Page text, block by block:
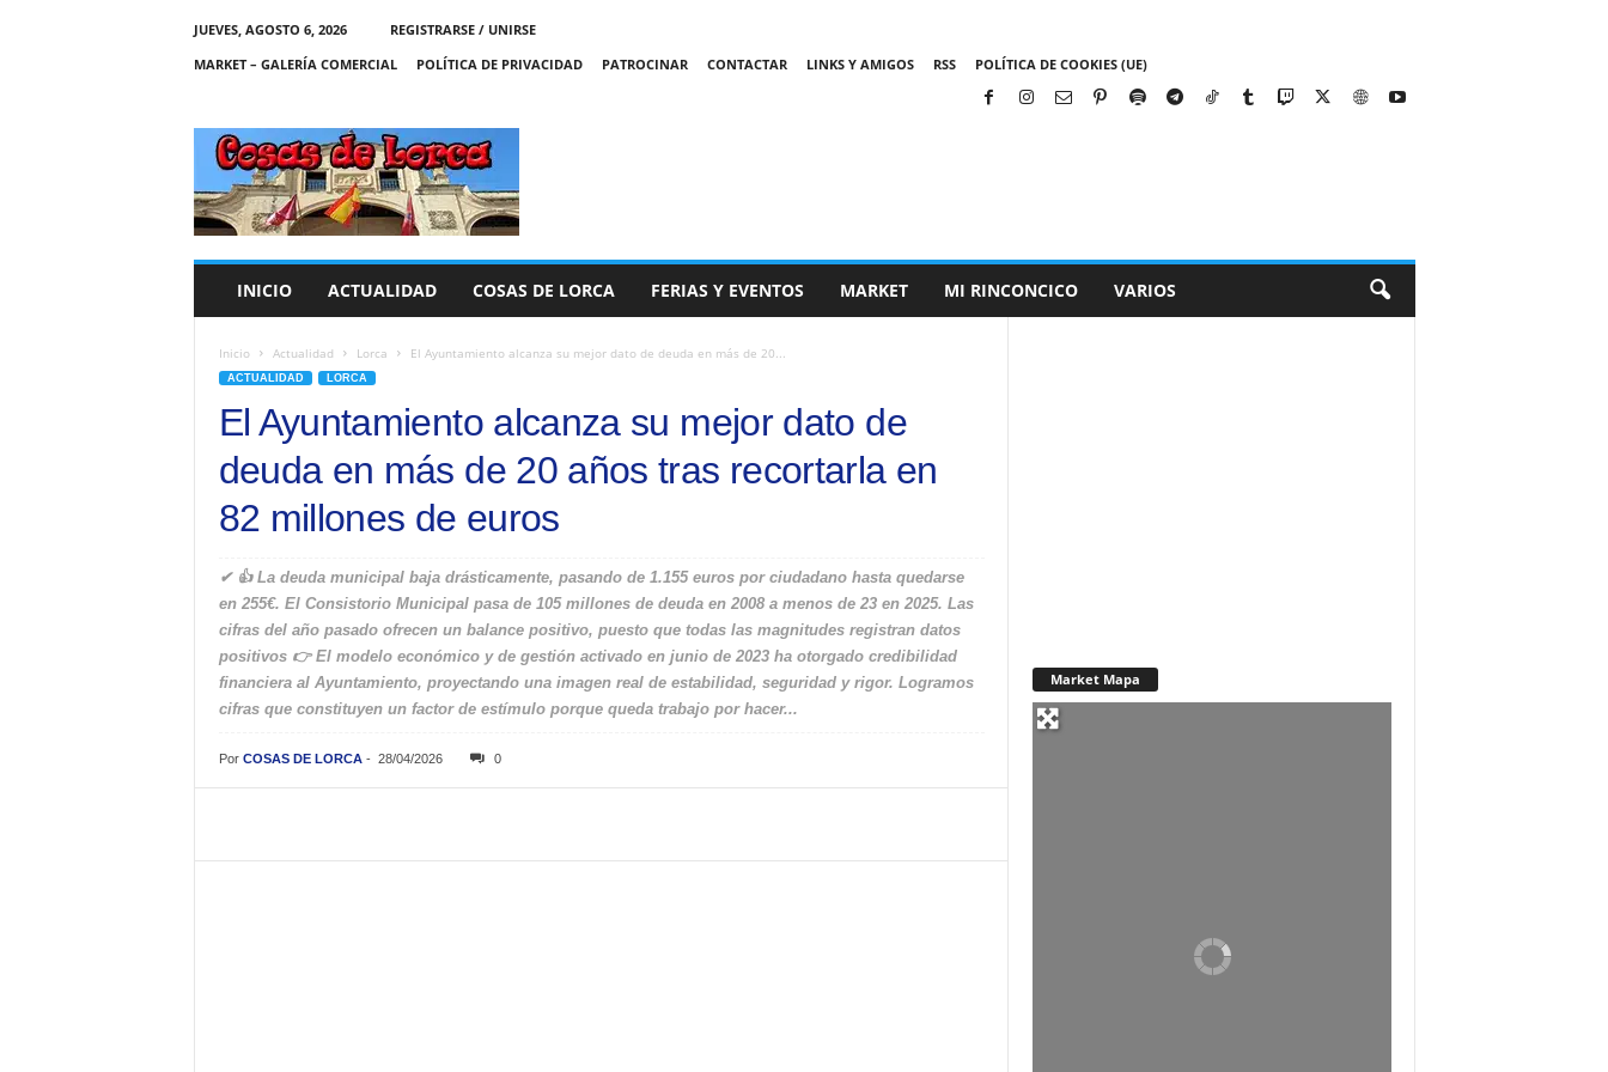
JUEVES, AGOSTO 6, 2026
REGISTRARSE / UNIRSE
MARKET – GALERÍA COMERCIAL
POLÍTICA DE PRIVACIDAD PATROCINAR CONTACTAR LINKS Y AMIGOS RSS POLÍTICA DE COOKIES (UE)
C
A
S
INICIO ACTUALIDAD COSAS DE LORCA FERIAS Y EVENTOS MARKET MI RINCONCICO VARIOS
Inicio Actualidad Lorca El Ayuntamiento alcanza su mejor dato de deuda en más de 20...
ACTUALIDAD LORCA
El Ayuntamiento alcanza su mejor dato de
deuda en más de 20 años tras recortarla en
82 millones de euros
✔ 👍 La deuda municipal baja drásticamente, pasando de 1.155 euros por ciudadano hasta quedarse
en 255€. El Consistorio Municipal pasa de 105 millones de deuda en 2008 a menos de 23 en 2025. Las
cifras del año pasado ofrecen un balance positivo, puesto que todas las magnitudes registran datos
positivos 👉 El modelo económico y de gestión activado en junio de 2023 ha otorgado credibilidad
financiera al Ayuntamiento, proyectando una imagen real de estabilidad, seguridad y rigor. Logramos
cifras que constituyen un factor de estímulo porque queda trabajo por hacer...
Por COSAS DE LORCA- 28/04/2026 0
Market Mapa